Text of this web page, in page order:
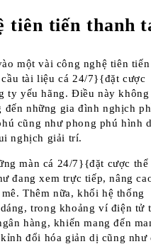
tiên tiến thanh
một vài công nghệ tiên tiến
tài liệu cá 24/7}{đặt cược
ty yếu hãng. Điều này
đến những gia đình nghịch
cũng như phong phú hình
nghịch giải trí.
màn cá 24/7}{đặt cược thể
đang xem trực tiếp, nâng
Thêm nữa, khối hệ thống
trong khoảng ví điện tử
hàng, khiến mang đến
đổi hóa giản dị cũng như